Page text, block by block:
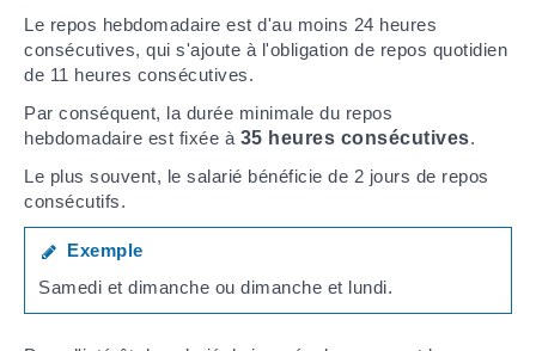
Le repos hebdomadaire est d'au moins 24 heures
consécutives, qui s'ajoute à l'obligation de repos quotidien
de 11 heures consécutives.
Par conséquent, la durée minimale du repos
hebdomadaire est fixée à 35 heures consécutives.
Le plus souvent, le salarié bénéficie de 2 jours de repos
consécutifs.
Exemple
Samedi et dimanche ou dimanche et lundi.